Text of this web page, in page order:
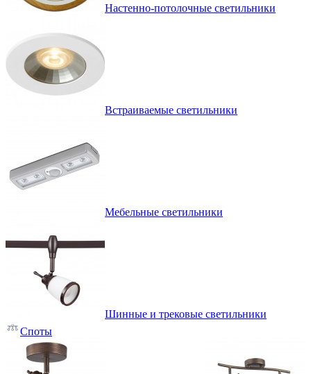
Настенно-потолочные светильники
Встраиваемые светильники
Мебельные светильники
Шинные и трековые светильники
Споты